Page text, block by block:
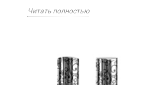
Читать полностью